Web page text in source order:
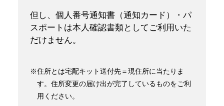
但し、個人番号通知書（通知カード）・パ
スポートは本人確認書類としてご利用いた
だけません。
※住所とは宅配キット送付先＝現住所に当たりま
す。住所変更の届け出が完了しているものをご利
用ください。